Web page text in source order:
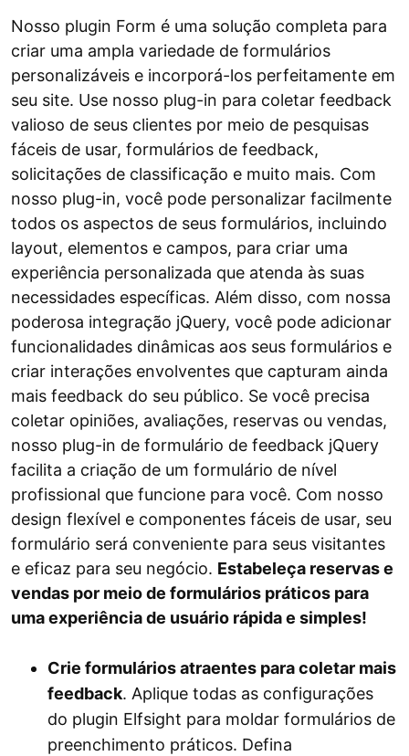
Nosso plugin Form é uma solução completa para
criar uma ampla variedade de formulários
personalizáveis ​​e incorporá-los perfeitamente em
seu site. Use nosso plug-in para coletar feedback
valioso de seus clientes por meio de pesquisas
fáceis de usar, formulários de feedback,
solicitações de classificação e muito mais. Com
nosso plug-in, você pode personalizar facilmente
todos os aspectos de seus formulários, incluindo
layout, elementos e campos, para criar uma
experiência personalizada que atenda às suas
necessidades específicas. Além disso, com nossa
poderosa integração jQuery, você pode adicionar
funcionalidades dinâmicas aos seus formulários e
criar interações envolventes que capturam ainda
mais feedback do seu público. Se você precisa
coletar opiniões, avaliações, reservas ou vendas,
nosso plug-in de formulário de feedback jQuery
facilita a criação de um formulário de nível
profissional que funcione para você. Com nosso
design flexível e componentes fáceis de usar, seu
formulário será conveniente para seus visitantes
e eficaz para seu negócio. Estabeleça reservas e
vendas por meio de formulários práticos para
uma experiência de usuário rápida e simples!
Crie formulários atraentes para coletar mais
feedback. Aplique todas as configurações
do plugin Elfsight para moldar formulários de
preenchimento práticos. Defina